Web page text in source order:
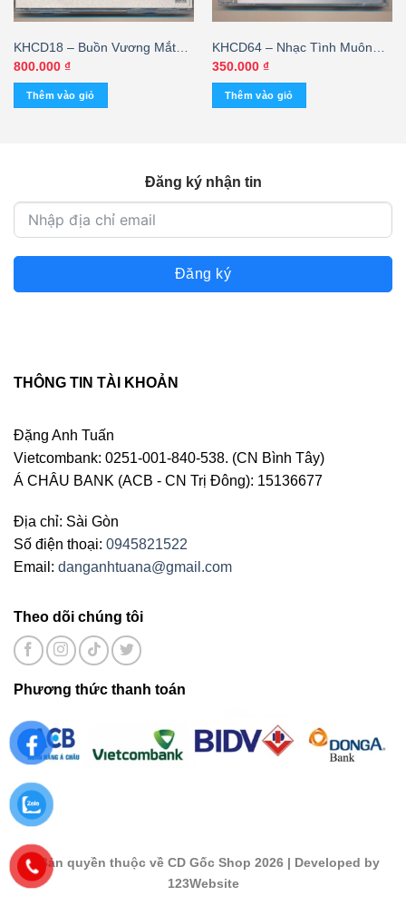
KHCD18 – Buồn Vương Mắt
Em – Khánh Hà – Tuấn Ngọc –
Anh Tú – Vĩnh Trinh (Phôi
Tràn) KGTUS – cái
800.000 ₫
Thêm vào giỏ
KHCD64 – Nhạc Tình Muôn
Thuở 4 – Tình Là Giấc Mơ –
Khánh Hà – cái
350.000 ₫
Thêm vào giỏ
Đăng ký nhận tin
Đăng ký
THÔNG TIN TÀI KHOẢN
Đặng Anh Tuấn
Vietcombank: 0251-001-840-538. (CN Bình Tây)
Á CHÂU BANK (ACB - CN Trị Đông): 15136677
Địa chỉ: Sài Gòn
Số điện thoại: 0945821522
Email: danganhtuana@gmail.com
Theo dõi chúng tôi
Phương thức thanh toán
© Bản quyền thuộc về CD Gốc Shop 2026 | Developed by
123Website